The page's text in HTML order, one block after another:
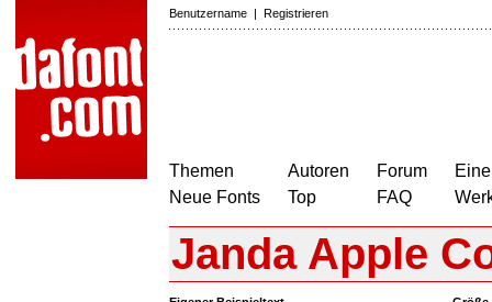
Benutzername | Registrieren
Themen
Neue Fonts
Autoren
Top
Forum
FAQ
Janda Apple